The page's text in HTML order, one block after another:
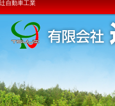
自動車工業